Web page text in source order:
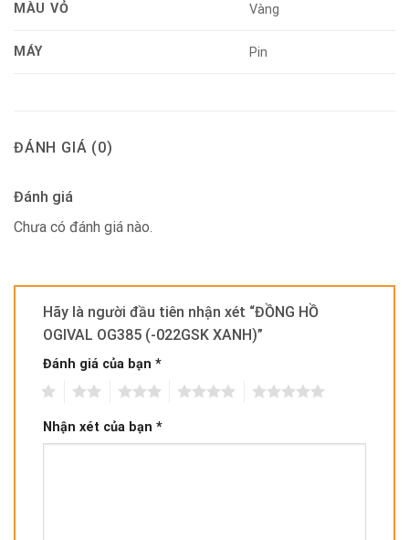
MÀU VỎ Vàng
MÁY Pin
ĐÁNH GIÁ (0)
Đánh giá
Chưa có đánh giá nào.
Hãy là người đầu tiên nhận xét “ĐỒNG HỒ
OGIVAL OG385 (-022GSK XANH)”
Đánh giá của bạn *
Nhận xét của bạn *